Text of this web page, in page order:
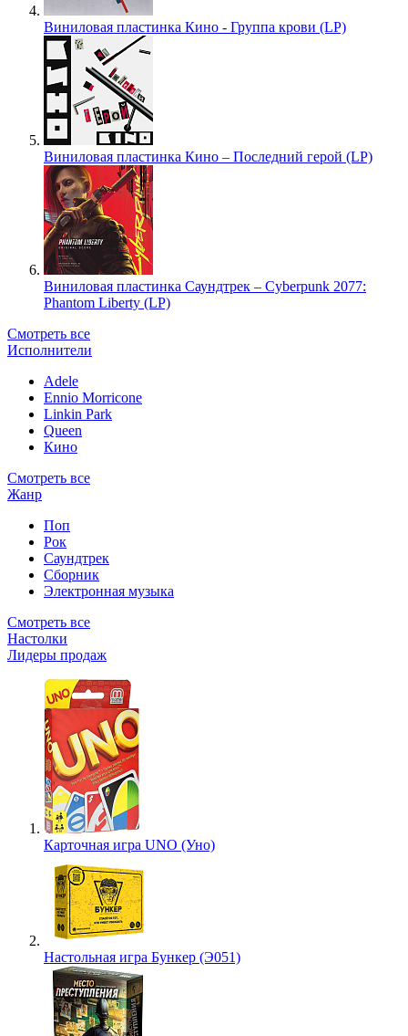
Виниловая пластинка Кино - Группа крови (LP)
Виниловая пластинка Кино – Последний герой (LP)
Виниловая пластинка Саундтрек – Cyberpunk 2077:
Phantom Liberty (LP)
Смотреть все
Исполнители
Adele
Ennio Morricone
Linkin Park
Queen
Кино
Смотреть все
Жанр
Поп
Рок
Саундтрек
Сборник
Электронная музыка
Смотреть все
Настолки
Лидеры продаж
Карточная игра UNO (Уно)
Настольная игра Бункер (Э051)